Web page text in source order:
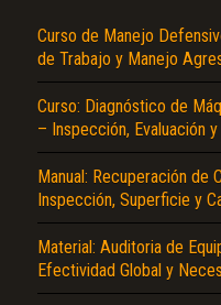
Curso de Manejo
de Trabajo y Manejo
Curso: Diagnóstico de
– Inspección, Evaluación y
Manual: Recuperación de
Inspección, Superficie y
Material: Auditoria de
Efectividad Global y